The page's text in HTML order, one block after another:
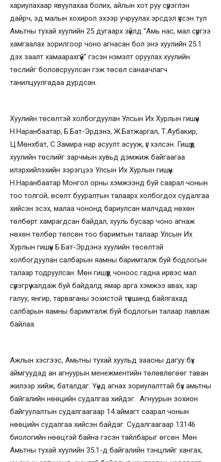
хариулахаар явуулахаа болих, айлын хот руу сүрэглэн
дайрч, эд малын хохирол эхээр учруулах эрсдэл үүссэн тул
Амьтны тухай хуулийн 25 дугаарх зүйлд “Амь нас, мал сүргээ
хамгаалах зорилгоор чоно агнасан бол энэ хуулийн 25.1
дэх заалт хамаарахгүй” гэсэн нэмэлт оруулах хуулийн
төслийг боловсруулсан гэж төсөл санаачлагч
танилцуулгадаа дурдсан.
Хуулийн төсөлтэй холбогдуулан Улсын Их Хурлын гишүүн
Н.Наранбаатар, Б.Бат-Эрдэнэ, Ж.Батжаргал, Т.Аубакир,
Ц.Мөнхбат, С.Замира нар асуулт асууж, үг хэлсэн. Гишүүд
хуулийн төслийг зарчмын хувьд дэмжиж байгаагаа
илэрхийлэхийн зэрэгцээ Улсын Их Хурлын гишүүн
Н.Наранбаатар Монгол орны хэмжээнд буй саарал чонын
тоо толгой, өсөлт бууралтын талаарх холбогдох судалгаа
хийсэн эсэх, малаа чононд бариулсан малчдад нөхөн
төлбөрт хамрагдсан байдал, хууль бусаар чоно агнаж
нөхөн төлбөр төлсөн тоо баримтын талаар Улсын Их
Хурлын гишүүн Б.Бат-Эрдэнэ хуулийн төсөлтэй
холбогдуулан салбарын яамны баримталж буй бодлогын
талаар тодруулсан. Мөн гишүүд чоноос гадна ирвэс мал
сүрэгрүү халдаж буй байдалд ямар арга хэмжээ авах, хар
галуу, янгир, тарваганы зохистой түвшинд байлгахад
салбарын яамны баримталж буй бодлогын талаар лавлаж
байлаа.
Ажлын хэсгээс, Амьтны тухай хуульд заасны дагуу бүх
аймгуудад ан агнуурын менежментийн төлөвлөгөөг таван
жилээр хийж, баталдаг. Үүнд агнах зориулалттай бүх амьтны
байгалийн нөөцийн судалгаа хийдэг. Агнуурын зохион
байгуулалтын судалгаагаар 14 аймагт саарал чонын
нөөцийн судалгаа хийсэн байдаг. Судалгаагаар 13146
биологийн нөөцтэй байна гэсэн тайлбарыг өгсөн. Мөн
Амьтны тухай хуулийн 35.1-д байгалийн тэнцлийг хангах,